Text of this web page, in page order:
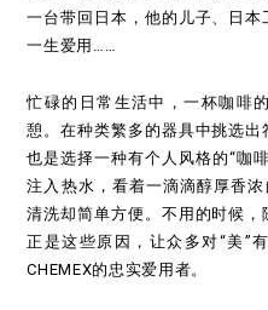
一台带回日本，他的儿子、日
一生爱用……
忙碌的日常生活中，一杯咖啡
憩。在种类繁多的器具中挑选出
也是选择一种有个人风格的“咖
注入热水，看着一滴滴醇厚香
清洗却简单方便。不用的时候
正是这些原因，让众多对“美”
CHEMEX的忠实爱用者。